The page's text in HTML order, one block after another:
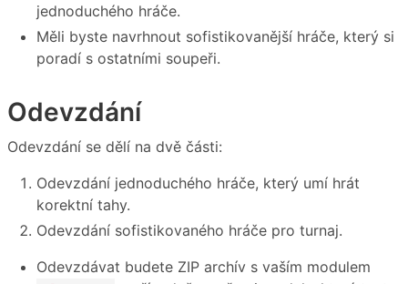
jednoduchého hráče.
Měli byste navrhnout sofistikovanější hráče, který si
poradí s ostatními soupeři.
Odevzdání
Odevzdání se dělí na dvě části:
Odevzdání jednoduchého hráče, který umí hrát
korektní tahy.
Odevzdání sofistikovaného hráče pro turnaj.
Odevzdávat budete ZIP archív s vaším modulem